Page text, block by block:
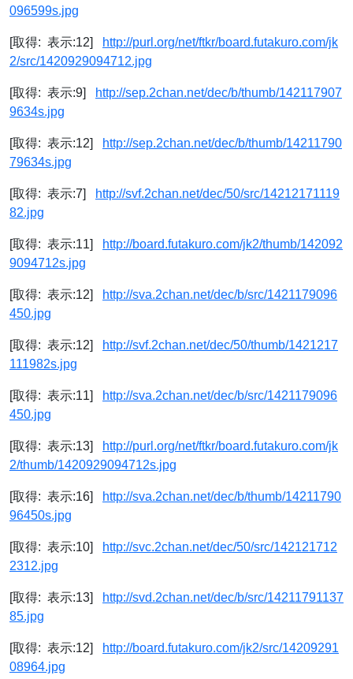
096599s.jpg
[取得: 表示:12]
http://purl.org/net/ftkr/board.futakuro.com/jk
2/src/1420929094712.jpg
[取得: 表示:9]
http://sep.2chan.net/dec/b/thumb/142117907
9634s.jpg
[取得: 表示:12]
http://sep.2chan.net/dec/b/thumb/14211790
79634s.jpg
[取得: 表示:7]
http://svf.2chan.net/dec/50/src/14212171119
82.jpg
[取得: 表示:11]
http://board.futakuro.com/jk2/thumb/142092
9094712s.jpg
[取得: 表示:12]
http://sva.2chan.net/dec/b/src/1421179096
450.jpg
[取得: 表示:12]
http://svf.2chan.net/dec/50/thumb/1421217
111982s.jpg
[取得: 表示:11]
http://sva.2chan.net/dec/b/src/1421179096
450.jpg
[取得: 表示:13]
http://purl.org/net/ftkr/board.futakuro.com/jk
2/thumb/1420929094712s.jpg
[取得: 表示:16]
http://sva.2chan.net/dec/b/thumb/14211790
96450s.jpg
[取得: 表示:10]
http://svc.2chan.net/dec/50/src/142121712
2312.jpg
[取得: 表示:13]
http://svd.2chan.net/dec/b/src/14211791137
85.jpg
[取得: 表示:12]
http://board.futakuro.com/jk2/src/14209291
08964.jpg